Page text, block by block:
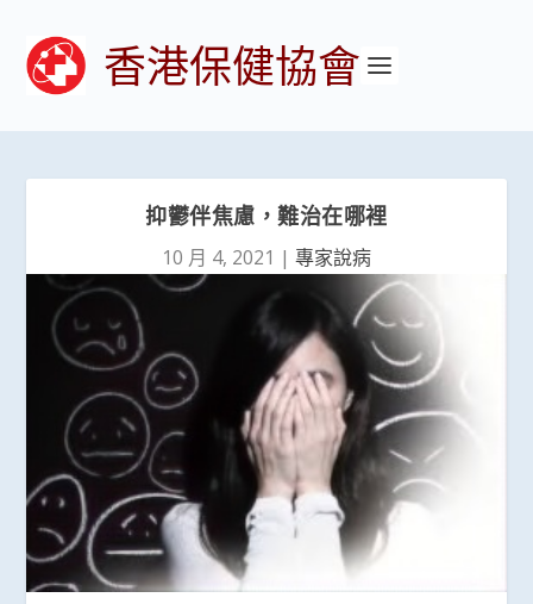
香港保健協會
抑鬱伴焦慮，難治在哪裡
10 月 4, 2021 | 專家說病